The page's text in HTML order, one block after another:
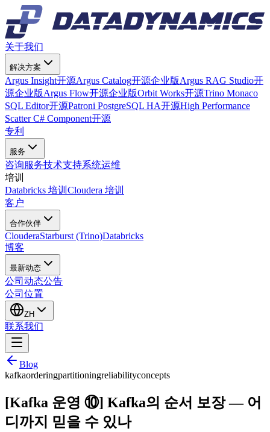
关于我们
解决方案
Argus Insight开源Argus Catalog开源企业版Argus RAG Studio开
源企业版Argus Flow开源企业版Orbit Works开源Trino Monaco
SQL Editor开源Patroni PostgreSQL HA开源High Performance
Scatter C# Component开源
专利
服务
咨询服务技术支持系统运维
培训
Databricks 培训 Cloudera 培训
客户
合作伙伴
ClouderaStarburst (Trino)Databricks
博客
最新动态
公司动态公告
公司位置
ZH
联系我们
Blog
kafkaorderingpartitioningreliabilityconcepts
[Kafka 운영 ⑩] Kafka의 순서 보장 — 어
디까지 믿을 수 있나